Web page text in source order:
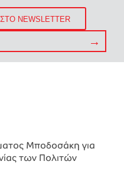
NEWSLETTER
Μποδοσάκη για
των Πολιτών